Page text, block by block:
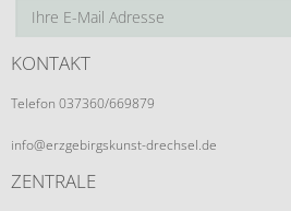
KONTAKT
Telefon 037360/669879
info@erzgebirgskunst-drechsel.de
ZENTRALE